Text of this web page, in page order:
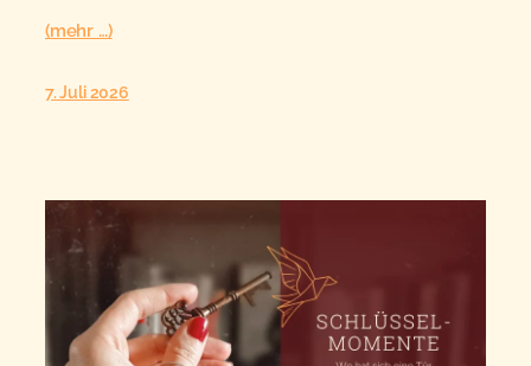
(mehr …)
7. Juli 2026